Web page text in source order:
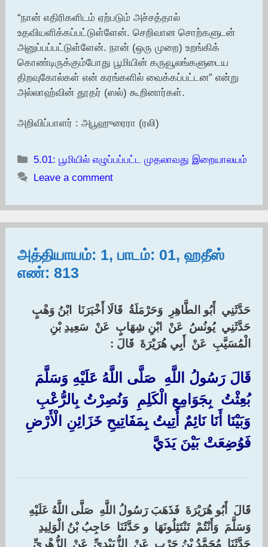
“நான் எதிரிகளிடம் ஏற்படும் அச்சத்தால்
உதவியளிக்கப்பட்டுள்ளேன். செறிவான சொற்களுடன்
அனுப்பப்பட்டுள்ளேன். நான் (ஒரு முறை) உறங்கிக்
கொண்டிருக்கும்போது பூமியின் கருவூலங்களுடைய
திறவுகோல்கள் என் கரங்களில் வைக்கப்பட்டன” என்று
அல்லாஹ்வின் தூதர் (ஸல்) கூறினார்கள்.
அறிவிப்பாளர் : அபூஹுரைரா (ரலி)
Categories
5.01: பூமியில் எழுப்பப்பட்ட முதலாவது இறையாலயம்
Leave a comment
அத்தியாயம்: 1, பாடம்: 01, ஹதீஸ்
எண்: 813
حَدَّثَنِي ‏ ‏أَبُو الطَّاهِرِ ‏ ‏وَحَرْمَلَةُ ‏ ‏قَالَا أَخْبَرَنَا ‏ ‏ابْنُ وَهْبٍ ‏
‏حَدَّثَنِي ‏ ‏يُونُسُ ‏ ‏عَنْ ‏ ‏ابْنِ شِهَابٍ ‏ ‏عَنْ ‏ ‏سَعِيدِ بْنِ
الْمُسَيَّبِ ‏ ‏عَنْ ‏ ‏أَبِي هُرَيْرَةَ ‏ ‏قَالَ : ‏
قَالَ رَسُولُ اللَّهِ ‏ ‏صَلَّى اللَّهُ عَلَيْهِ وَسَلَّمَ ‏
‏بُعِثْتُ ‏ ‏بِجَوَامِعِ الْكَلِمِ ‏ ‏وَنُصِرْتُ بِالرُّعْبِ
وَبَيْنَا أَنَا نَائِمٌ أُتِيتُ بِمَفَاتِيحِ خَزَائِنِ الْأَرْضِ
فَوُضِعَتْ بَيْنَ يَدَيَّ ‏
قَالَ ‏ ‏أَبُو هُرَيْرَةَ ‏ ‏فَذَهَبَ رَسُولُ اللَّهِ ‏ ‏صَلَّى اللَّهُ عَلَيْهِ
وَسَلَّمَ ‏ ‏وَأَنْتُمْ ‏ ‏تَنْتَثِلُونَهَا ‏ ‏و حَدَّثَنَا ‏ ‏حَاجِبُ بْنُ الْوَلِيدِ ‏
‏حَدَّثَنَا ‏ ‏مُحَمَّدُ بْنُ حَرْبٍ ‏ ‏عَنْ ‏ ‏الزُّبَيْدِيِّ ‏ ‏عَنْ ‏ ‏الزُّهْرِيِّ ‏